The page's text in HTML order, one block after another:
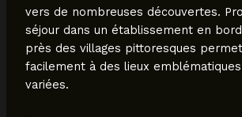
vers de nombreuses découvertes.
séjour dans un établissement en
près des villages pittoresques
facilement à des lieux
variées.